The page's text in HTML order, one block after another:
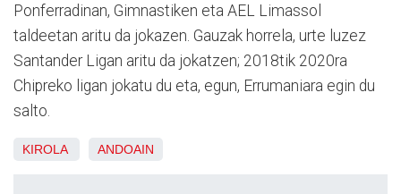
Ponferradinan, Gimnastiken eta AEL Limassol
taldeetan aritu da jokazen. Gauzak horrela, urte luzez
Santander Ligan aritu da jokatzen; 2018tik 2020ra
Chipreko ligan jokatu du eta, egun, Errumaniara egin du
salto.
KIROLA ANDOAIN